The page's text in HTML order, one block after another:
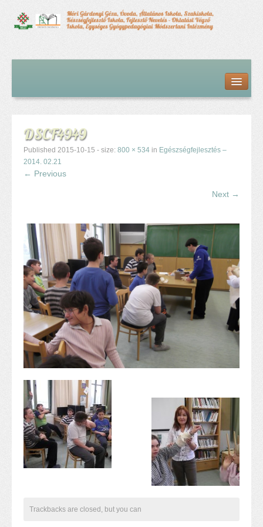
Hírfolyam
Alapdokumentumok
Intézményvezetői megbízás dokumentumai
Órarendek (2025/26. tanév)
Szakképzés
Diákigazolvány
Középfokú beiskolázás a 2026-2027-ös tanévben
Középfokú eredmények
Alapítvány
Pedagógiai szakmai ellenőrzés
Gyermek- és ifjúságvédelem
Étlap
Projektjeink
Digitális témahét 2016
EFOP-3.1.6
TÁMOP 2.2.7.A-13/1
TÁMOP-3.1.4-12/2
Projektbeszámolók
Egészségnap
Informatika Szakkör
Konfliktuskezelés
Erdei túra
DSCF4949
Published 2015-10-15 - size: 800 × 534 in Egészségfejlesztés –
2014. 02.21
← Previous
Next →
Trackbacks are closed, but you can